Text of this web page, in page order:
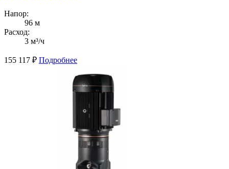
Напор:
96 м
Расход:
3 м³/ч
155 117 ₽ Подробнее